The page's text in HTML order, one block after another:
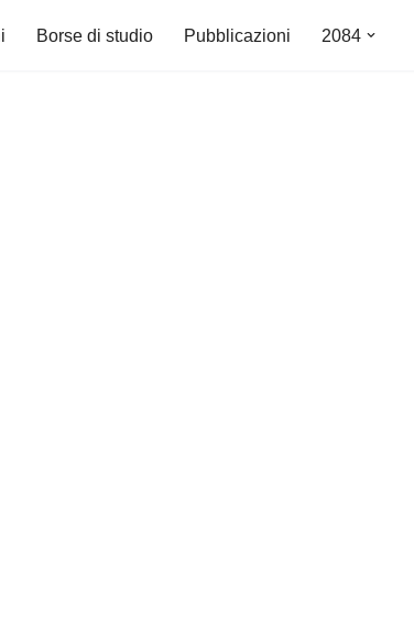
Borse di studio Pubblicazioni 2084